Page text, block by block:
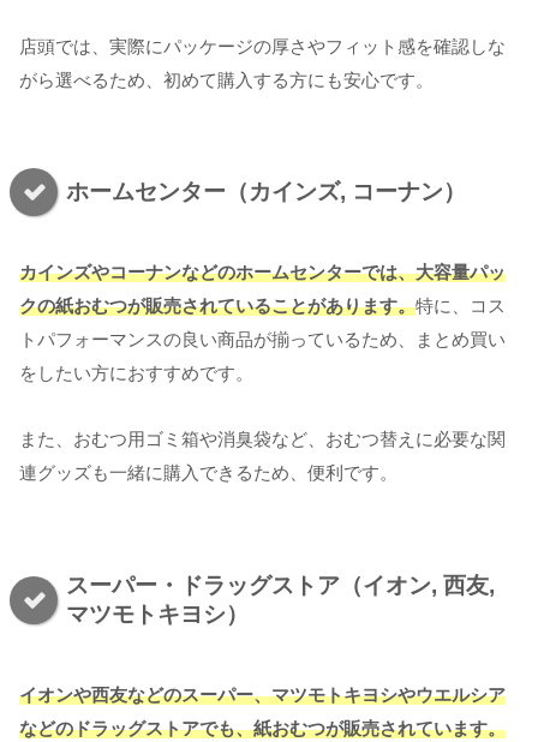
店頭では、実際にパッケージの厚さやフィット感を確認しな
がら選べるため、初めて購入する方にも安心です。
ホームセンター（カインズ, コーナン）
カインズやコーナンなどのホームセンターでは、大容量パッ
クの紙おむつが販売されていることがあります。特に、コス
トパフォーマンスの良い商品が揃っているため、まとめ買い
をしたい方におすすめです。
また、おむつ用ゴミ箱や消臭袋など、おむつ替えに必要な関
連グッズも一緒に購入できるため、便利です。
スーパー・ドラッグストア（イオン, 西友,
マツモトキヨシ）
イオンや西友などのスーパー、マツモトキヨシやウエルシア
などのドラッグストアでも、紙おむつが販売されています。